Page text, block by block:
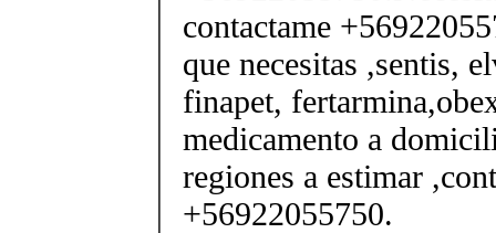
contactame
que necesitas ,sentis,
finapet,
medicamento a
regiones a estimar
+56922055750.